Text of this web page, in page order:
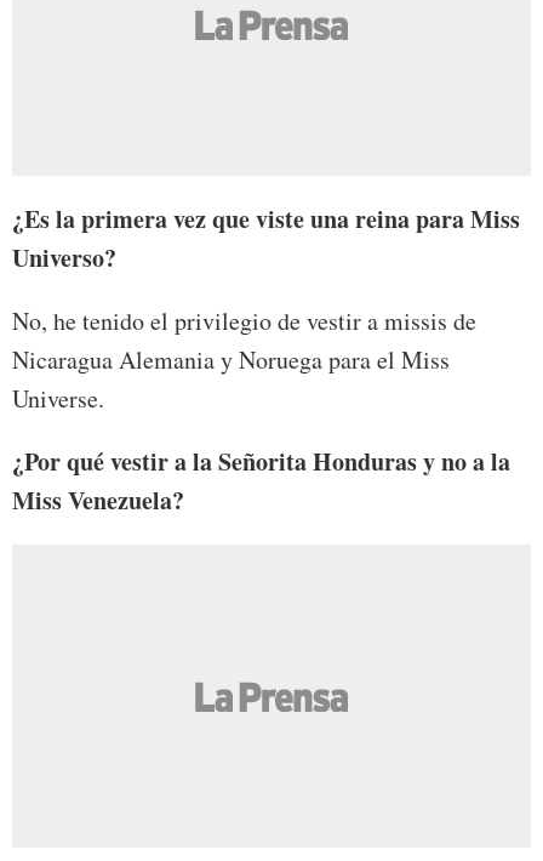
¿Es la primera vez que viste una reina para Miss
Universo?
No, he tenido el privilegio de vestir a missis de
Nicaragua Alemania y Noruega para el Miss
Universe.
¿Por qué vestir a la Señorita Honduras y no a la
Miss Venezuela?